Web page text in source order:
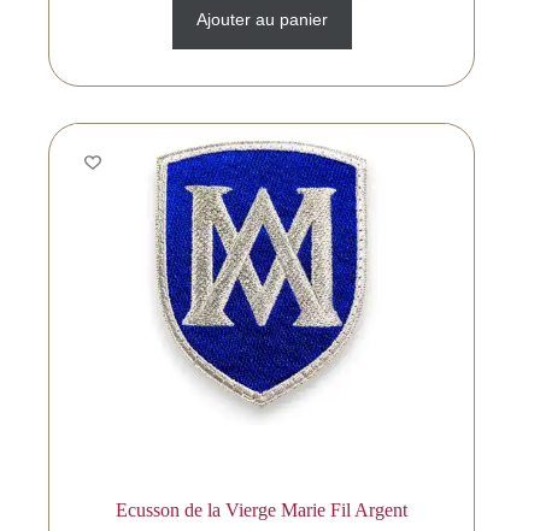
Ajouter au panier
Ecusson de la Vierge Marie Fil Argent